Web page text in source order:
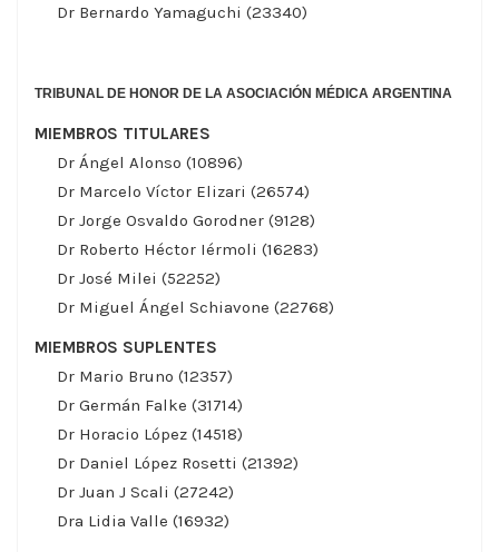
Dr Bernardo Yamaguchi (23340)
TRIBUNAL DE HONOR DE LA ASOCIACIÓN MÉDICA ARGENTINA
MIEMBROS TITULARES
Dr Ángel Alonso (10896)
Dr Marcelo Víctor Elizari (26574)
Dr Jorge Osvaldo Gorodner (9128)
Dr Roberto Héctor Iérmoli (16283)
Dr José Milei (52252)
Dr Miguel Ángel Schiavone (22768)
MIEMBROS SUPLENTES
Dr Mario Bruno (12357)
Dr Germán Falke (31714)
Dr Horacio López (14518)
Dr Daniel López Rosetti (21392)
Dr Juan J Scali (27242)
Dra Lidia Valle (16932)